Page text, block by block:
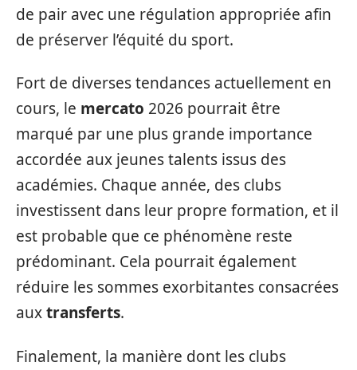
de pair avec une régulation appropriée afin
de préserver l’équité du sport.
Fort de diverses tendances actuellement en
cours, le mercato 2026 pourrait être
marqué par une plus grande importance
accordée aux jeunes talents issus des
académies. Chaque année, des clubs
investissent dans leur propre formation, et il
est probable que ce phénomène reste
prédominant. Cela pourrait également
réduire les sommes exorbitantes consacrées
auxtransferts.
Finalement, la manière dont les clubs